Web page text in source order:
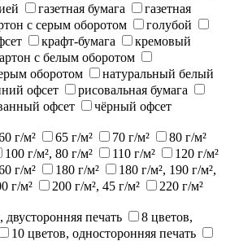
газетная бумага
газетная
с серым оборотом
голубой
крафт-бумага
кремовый
с белым оборотом
оборотом
натуральный белый
офсет
рисовальная бумага
офсет
чёрный офсет
г/м² 65 г/м² 70 г/м²
80 г/м²
100 г/м², 80 г/м² 110 г/м²
120 г/м²
г/м² 180 г/м²
180 г/м², 190 г/м²,
г/м² 200 г/м², 45 г/м²
220 г/м²
двусторонняя печать
8 цветов,
10 цветов, односторонняя печать